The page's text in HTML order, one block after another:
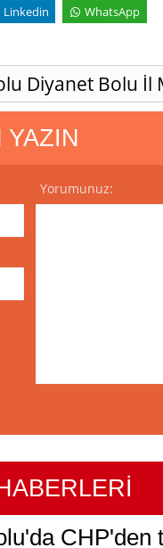
Linkedin WhatsApp
Diyanet Bolu İl
Yorumunuz:
CHP'den